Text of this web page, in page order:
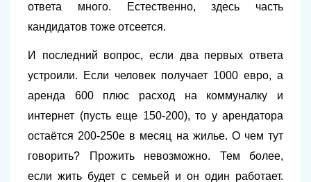
ответа много. Естественно, здесь часть
кандидатов тоже отсеется.
И последний вопрос, если два первых ответа
устроили. Если человек получает 1000 евро, а
аренда 600 плюс расход на коммуналку и
интернет (пусть еще 150-200), то у арендатора
остаётся 200-250е в месяц на жилье. О чем тут
говорить? Прожить невозможно. Тем более,
если жить будет с семьей и он один работает.